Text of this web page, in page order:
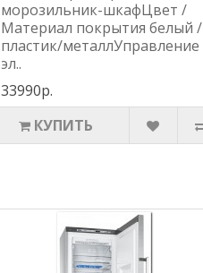
морозильник-шкафЦвет /
Материал покрытия белый /
пластик/металлУправление
эл..
33990р.
КУПИТЬ